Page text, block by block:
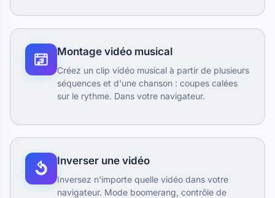
Montage vidéo musical
Créez un clip vidéo musical à partir de plusieurs
séquences et d'une chanson : coupes calées
sur le rythme. Dans votre navigateur.
Inverser une vidéo
Inversez n'importe quelle vidéo dans votre
navigateur. Mode boomerang, contrôle de